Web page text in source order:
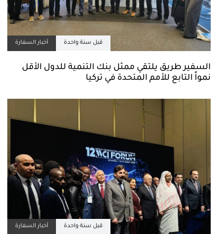
قبل سنة واحدة أخبار السفارة
السفير طريق يلتقي ممثل بنك التنمية للدول الأقل
نمواً التابع للأمم المتحدة في تركيا
قبل سنة واحدة أخبار السفارة